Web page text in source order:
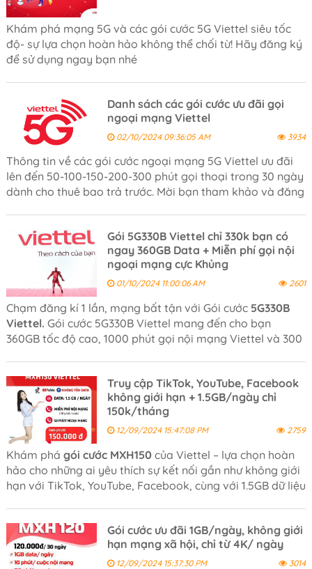
Khám phá mạng 5G và các gói cước 5G Viettel siêu tốc
độ- sự lựa chọn hoàn hảo không thể chối từ! Hãy đăng ký
để sử dụng ngay bạn nhé
Danh sách các gói cước ưu đãi gọi
ngoại mạng Viettel
02/10/2024 09:36:05 AM 3934
Thông tin về các gói cước ngoại mạng 5G Viettel ưu đãi
lên đến 50-100-150-200-300 phút gọi thoại trong 30 ngày
dành cho thuê bao trả trước. Mời bạn tham khảo và đăng
Gói 5G330B Viettel chỉ 330k bạn có
ngay 360GB Data + Miễn phí gọi nội
ngoại mạng cực Khủng
01/10/2024 11:00:06 AM 2601
Chạm đăng kí 1 lần, mạng bất tận với Gói cước 5G330B
Viettel. Gói cước 5G330B Viettel mang đến cho bạn
360GB tốc độ cao, 1000 phút gọi nội mạng Viettel và 300
mình!
Truy cập TikTok, YouTube, Facebook
không giới hạn + 1.5GB/ngày chỉ
150k/tháng
12/09/2024 15:47:08 PM 2759
Khám phá gói cước MXH150của Viettel – lựa chọn hoàn
hảo cho những ai yêu thích sự kết nối gần như không giới
hạn với TikTok, YouTube, Facebook, cùng với 1.5GB dữ liệu
Gói cước ưu đãi 1GB/ngày, không giới
hạn mạng xã hội, chỉ từ 4K/ ngày
12/09/2024 15:37:30 PM 3014